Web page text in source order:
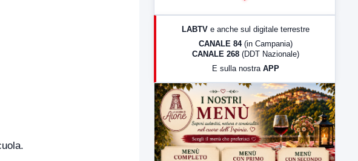
LabNews (Diretta)
23:00 LabNews (replica)
LABTV e anche sul digitale terrestre
CANALE 84 (in Campania)
CANALE 268 (DDT Nazionale)
E sulla nostra APP